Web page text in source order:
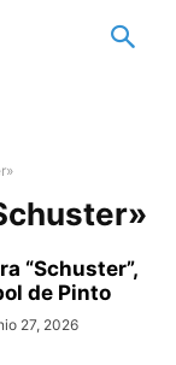
“Schuster”,
de Pinto
27, 2026